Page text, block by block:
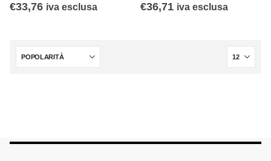
€33,76 iva esclusa €36,71 iva esclusa